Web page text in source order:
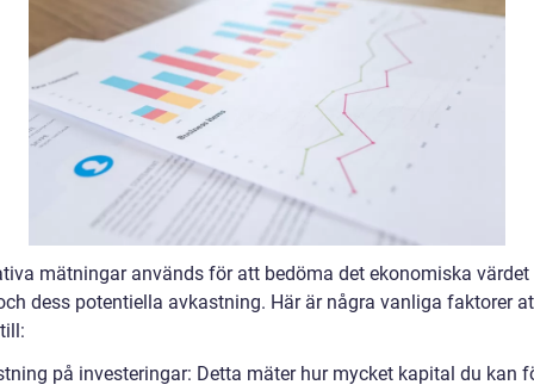
mätningar används för att bedöma det ekonomiska värdet
dess potentiella avkastning. Här är några vanliga faktorer
på investeringar: Detta mäter hur mycket kapital du kan